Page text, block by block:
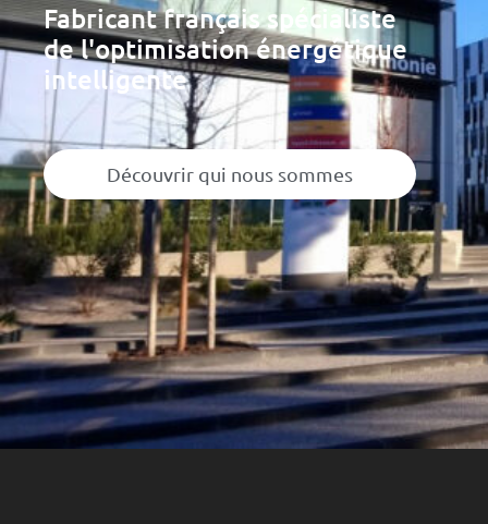
Fabricant français spécialiste
de l'optimisation énergétique
intelligente
Découvrir qui nous sommes